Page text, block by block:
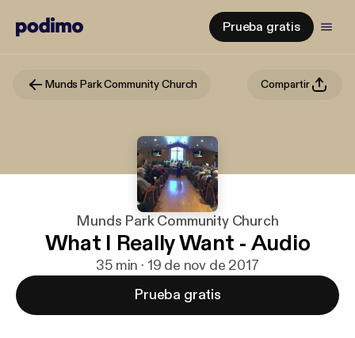
Prueba gratis
Munds Park Community Church Compartir
Munds Park Community Church
What I Really Want - Audio
35 min · 19 de nov de 2017
Prueba gratis